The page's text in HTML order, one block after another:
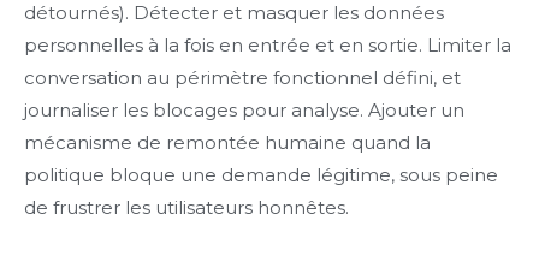
détournés). Détecter et masquer les données
personnelles à la fois en entrée et en sortie. Limiter la
conversation au périmètre fonctionnel défini, et
journaliser les blocages pour analyse. Ajouter un
mécanisme de remontée humaine quand la
politique bloque une demande légitime, sous peine
de frustrer les utilisateurs honnêtes.